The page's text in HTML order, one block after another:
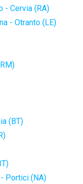
- Cervia (RA)
- Otranto (LE)
(BT)
Portici (NA)